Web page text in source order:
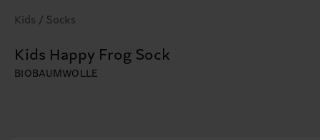
Kids / Socks
Kids Happy Frog Sock
BIOBAUMWOLLE